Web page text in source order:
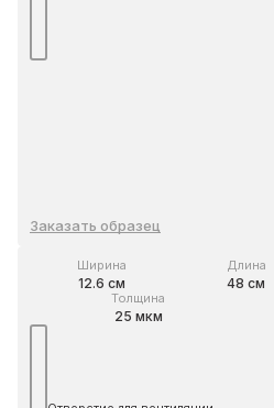
Заказать образец
Ширина
12.6 см
Длина
48 см
Толщина
25 мкм